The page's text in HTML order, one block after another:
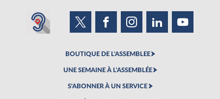
BOUTIQUE DE L'ASSEMBLEE
UNE SEMAINE À L'ASSEMBLÉE
S'ABONNER À UN SERVICE